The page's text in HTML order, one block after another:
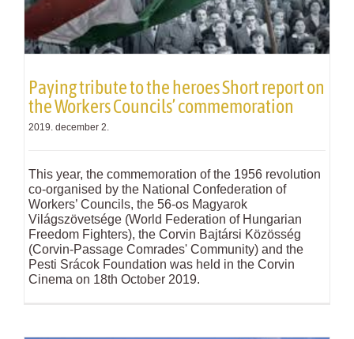
Paying tribute to the heroes Short report on
the Workers Councils’ commemoration
2019. december 2.
This year, the commemoration of the 1956 revolution
co-organised by the National Confederation of
Workers’ Councils, the 56-os Magyarok
Világszövetsége (World Federation of Hungarian
Freedom Fighters), the Corvin Bajtársi Közösség
(Corvin-Passage Comrades' Community) and the
Pesti Srácok Foundation was held in the Corvin
Cinema on 18th October 2019.